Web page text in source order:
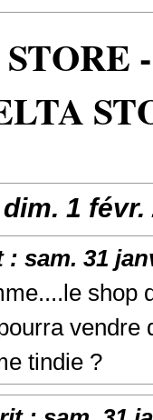
dim. 1 févr.
: sam. 31
shop
vendre
tindie ?